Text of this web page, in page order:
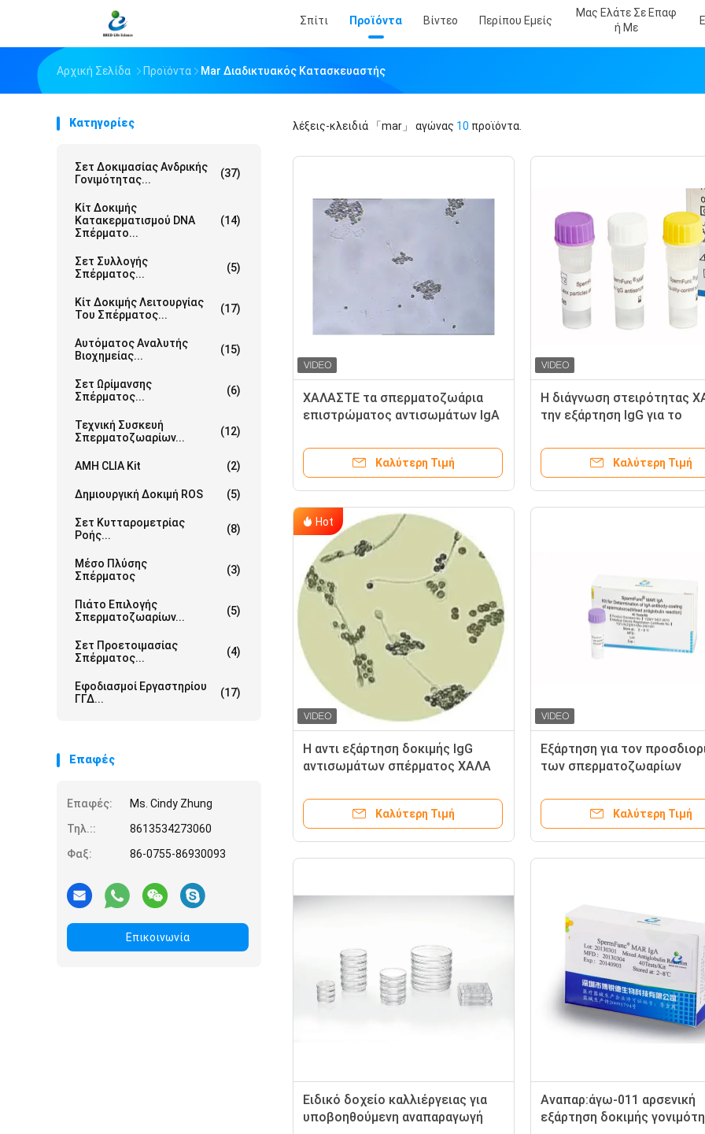
Σπίτι Προϊόντα Βίντεο Περίπου Εμείς
Μας Ελάτε Σε Επαφ
Ή Με
Αρχική Σελίδα Προϊόντα Mar Διαδικτυακός Κατασκευαστής
Κατηγορίες
Σετ Δοκιμασίας Ανδρικής
Γονιμότητας...
(37)
Κίτ Δοκιμής
Κατακερματισμού DNA
Σπέρματο...
(14)
Σετ Συλλογής
Σπέρματος...
(5)
Κίτ Δοκιμής Λειτουργίας
Του Σπέρματος...
(17)
Αυτόματος Αναλυτής
Βιοχημείας...
(15)
Σετ Ωρίμανσης
Σπέρματος...
(6)
Τεχνική Συσκευή
Σπερματοζωαρίων...
(12)
AMH CLIA Kit (2)
Δημιουργική Δοκιμή ROS (5)
Σετ Κυτταρομετρίας
Ροής...
(8)
Μέσο Πλύσης
Σπέρματος
(3)
Πιάτο Επιλογής
Σπερματοζωαρίων...
(5)
Σετ Προετοιμασίας
Σπέρματος...
(4)
Εφοδιασμοί Εργαστηρίου
ΓΓΔ...
(17)
Επαφές
Επαφές:
Ms. Cindy Zhung
Τηλ.::
8613534273060
Φαξ:
86-0755-86930093
Επικοινωνία
λέξεις-κλειδιά 「mar」 αγώνας 10 προϊόντα.
ΧΑΛΑΣΤΕ τα σπερματοζωάρια
επιστρώματος αντισωμάτων IgA
την εξάρτηση δοκιμής
λειτουργίας σπέρματος
Καλύτερη Τιμή
Η διάγνωση στειρότητας
την εξάρτηση IgG για το
προσδιορισμού των
σπερματοζωαρίωνΚαλύτερη Τιμή
Hot
Η αντι εξάρτηση δοκιμής IgG
αντισωμάτων σπέρματος ΧΑΛΑ
στειρότητα
Καλύτερη Τιμή
Εξάρτηση για τον
των σπερματοζωαρίων
(ΧΑΛΑΣΤΕ)
Καλύτερη Τιμή
Ειδικό δοχείο καλλιέργειας για
υποβοηθούμενη αναπαραγωγή
Αναπαρ:άγω-011 αρσενική
εξάρτηση δοκιμής